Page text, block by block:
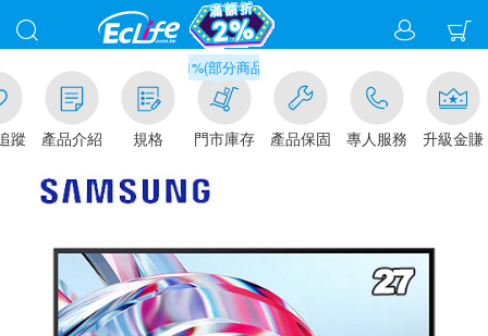
蹤 產品介紹 規格
滿千元門市取貨現折1%(部分商品不適用)-請點我看
門市庫存 產品保固 專人服務 升級金賺